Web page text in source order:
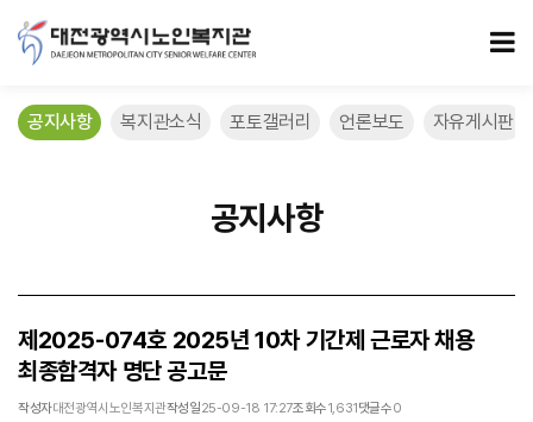
제2025-074호 2025년 10차 기간제 근로자 채용 최종합격자 명단 공고
공지사항 복지관소식 포토갤러리 언론보도 자유게시판
공지사항
제2025-074호 2025년 10차 기간제 근로자 채용
최종합격자 명단 공고문
작성자대전광역시노인복지관작성일25-09-18 17:27조회수1,631댓글수0